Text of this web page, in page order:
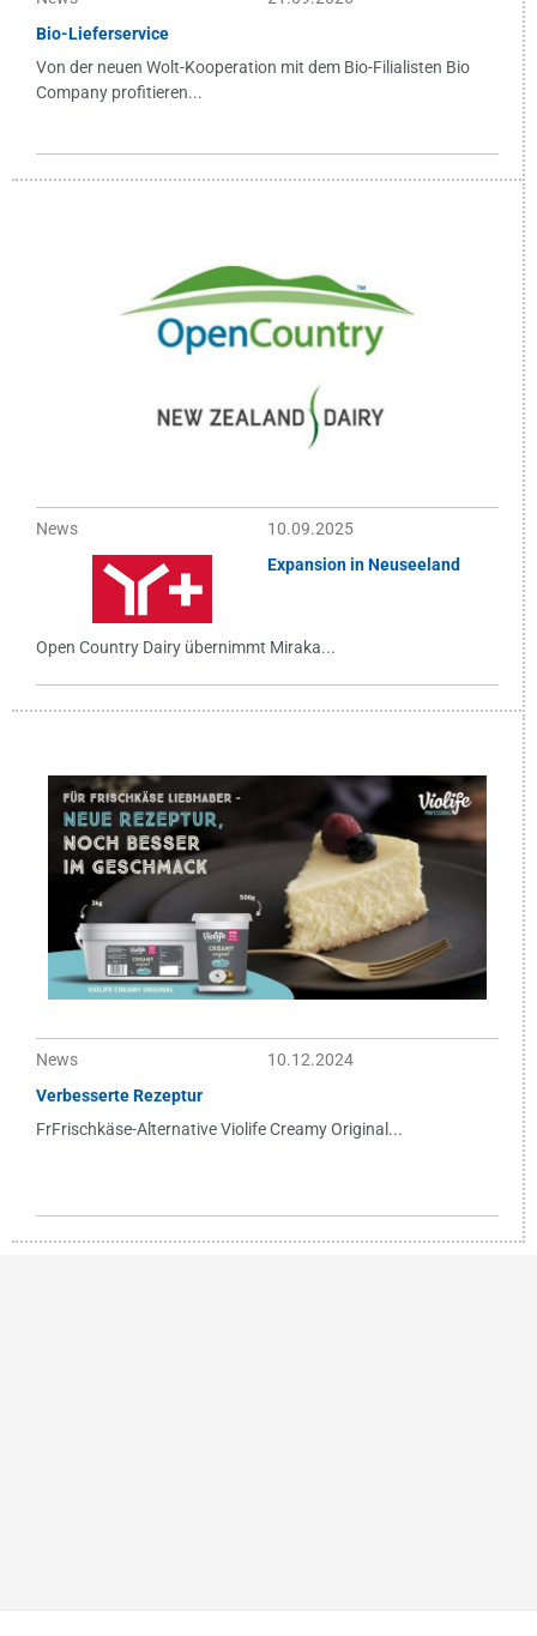
Bio-Lieferservice
Von der neuen Wolt-Kooperation mit dem Bio-Filialisten Bio
Company profitieren...
News
10.09.2025
Expansion in Neuseeland
Open Country Dairy übernimmt Miraka...
News
10.12.2024
Verbesserte Rezeptur
FrFrischkäse-Alternative Violife Creamy Original...